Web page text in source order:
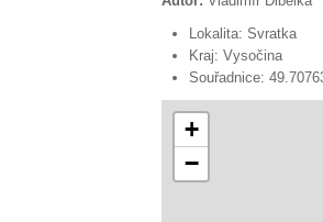
Lokalita: Svratka
Kraj: Vysočina
Souřadnice:
+
−